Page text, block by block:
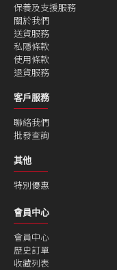
保養及支援服務
關於我們
送貨服務
私隱條款
使用條款
退貨服務
客戶服務
聯絡我們
批發查詢
其他
特別優惠
會員中心
會員中心
歷史訂單
收藏列表